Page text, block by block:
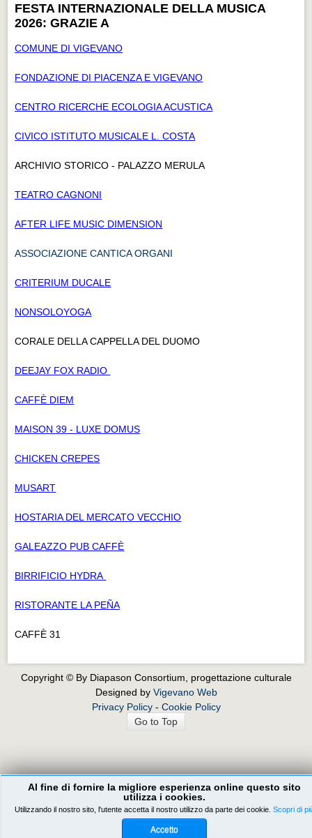
FESTA INTERNAZIONALE DELLA MUSICA
2026: GRAZIE A
COMUNE DI VIGEVANO
FONDAZIONE DI PIACENZA E VIGEVANO
CENTRO RICERCHE ECOLOGIA ACUSTICA
CIVICO ISTITUTO MUSICALE L. COSTA
ARCHIVIO STORICO - PALAZZO MERULA
TEATRO CAGNONI
AFTER LIFE MUSIC DIMENSION
ASSOCIAZIONE CANTICA ORGANI
CRITERIUM DUCALE
NONSOLOYOGA
CORALE DELLA CAPPELLA DEL DUOMO
DEEJAY FOX RADIO
CAFFÈ DIEM
MAISON 39 - LUXE DOMUS
CHICKEN CREPES
MUSART
HOSTARIA DEL MERCATO VECCHIO
GALEAZZO PUB CAFFÈ
BIRRIFICIO HYDRA
RISTORANTE LA PEÑA
CAFFÈ 31
Al fine di fornire la migliore esperienza online questo sito
utilizza i cookies.
Utilizzando il nostro sito, l'utente accetta il nostro utilizzo da parte dei cookie. Scopri di
Accetto
Copyright © By Diapason Consortium, progettazione culturale
Designed by Vigevano Web
Privacy Policy- Cookie Policy
Go to Top